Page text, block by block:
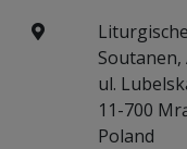
Soutanen,
ul.
11-700
Poland